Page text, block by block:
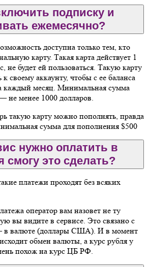
подписку и
ежемесячно?
доступна только тем, кто
карту. Такая карта действует 1
не будет ей пользоваться. Такую карту
своему аккаунту, чтобы с ее баланса
каждый месяц. Минимальная сумма
не менее 1000 долларов.
такую карту можно пополнять, правда
сумма для пополнения $500
нужно оплатить в
смогу это сделать?
платежи проходят без всяких
оператор вам назовет не ту
вы видите в сервисе. Это связано с
в валюте (доллары США). И в момент
обмен валюты, а курс рубля у
похож на курс ЦБ РФ.